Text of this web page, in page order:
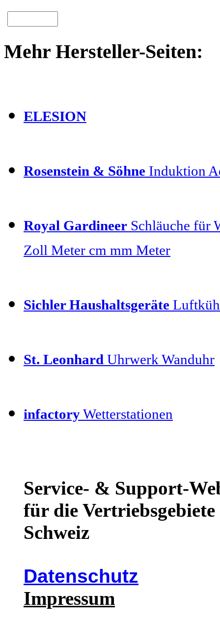
Mehr Hersteller-Seiten:
ELESION
Rosenstein & Söhne Induktion
Royal Gardineer Schläuche für
Zoll Meter cm mm Meter
Sichler Haushaltsgeräte
St. Leonhard Uhrwerk Wanduhr
infactoryWetterstationen
Service- & Support-
für die
Schweiz
Datenschutz
Impressum